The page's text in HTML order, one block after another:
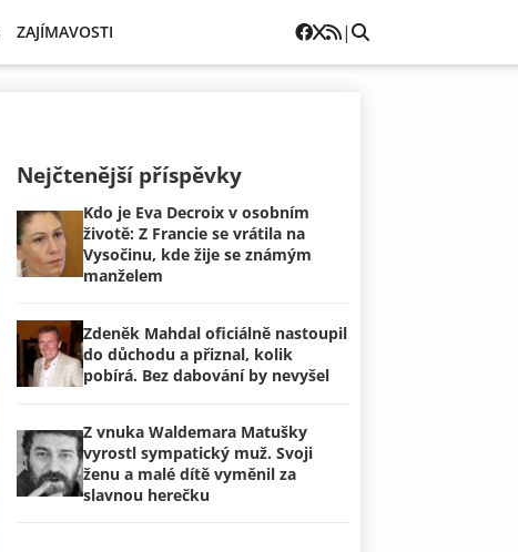
ZAJÍMAVOSTI |
Nejčtenější příspěvky
Kdo je Eva Decroix v osobním
životě: Z Francie se vrátila na
Vysočinu, kde žije se známým
manželem
Zdeněk Mahdal oficiálně nastoupil
do důchodu a přiznal, kolik
pobírá. Bez dabování by nevyšel
Z vnuka Waldemara Matušky
vyrostl sympatický muž. Svoji
ženu a malé dítě vyměnil za
slavnou herečku